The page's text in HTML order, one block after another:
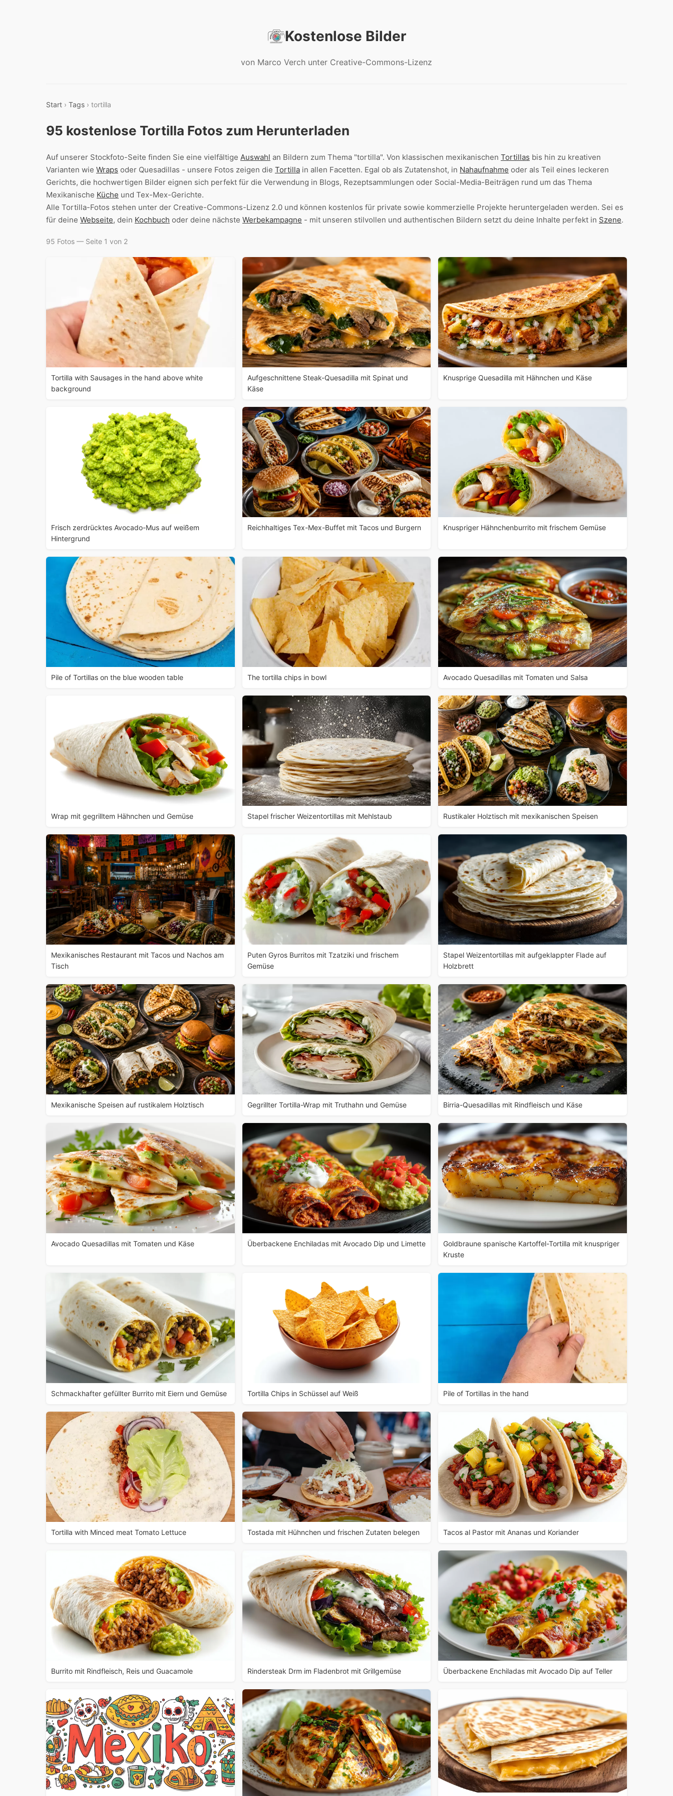
Kostenlose Bilder
von Marco Verch unter Creative-Commons-Lizenz
Start › Tags › tortilla
95 kostenlose Tortilla Fotos zum Herunterladen
Auf unserer Stockfoto-Seite finden Sie eine vielfältige Auswahl an Bildern zum Thema "tortilla". Von klassischen mexikanischen Tortillas bis hin zu kreativen
Varianten wie Wraps oder Quesadillas - unsere Fotos zeigen die Tortilla in allen Facetten. Egal ob als Zutatenshot, in Nahaufnahme oder als Teil eines leckeren
Gerichts, die hochwertigen Bilder eignen sich perfekt für die Verwendung in Blogs, Rezeptsammlungen oder Social-Media-Beiträgen rund um das Thema
Mexikanische Küche und Tex-Mex-Gerichte.
Alle Tortilla-Fotos stehen unter der Creative-Commons-Lizenz 2.0 und können kostenlos für private sowie kommerzielle Projekte heruntergeladen werden. Sei es
für deine Webseite, dein Kochbuch oder deine nächste Werbekampagne - mit unseren stilvollen und authentischen Bildern setzt du deine Inhalte perfekt in Szene.
95 Fotos — Seite 1 von 2
Tortilla with Sausages in the hand above white
background
Aufgeschnittene Steak-Quesadilla mit Spinat und
Käse
Knusprige Quesadilla mit Hähnchen und Käse
Frisch zerdrücktes Avocado-Mus auf weißem
Hintergrund
Reichhaltiges Tex-Mex-Buffet mit Tacos und Burgern Knuspriger Hähnchenburrito mit frischem Gemüse
Pile of Tortillas on the blue wooden table The tortilla chips in bowl Avocado Quesadillas mit Tomaten und Salsa
Wrap mit gegrilltem Hähnchen und Gemüse Stapel frischer Weizentortillas mit Mehlstaub Rustikaler Holztisch mit mexikanischen Speisen
Mexikanisches Restaurant mit Tacos und Nachos am
Tisch
Puten Gyros Burritos mit Tzatziki und frischem
Gemüse
Stapel Weizentortillas mit aufgeklappter Flade auf
Holzbrett
Mexikanische Speisen auf rustikalem Holztisch Gegrillter Tortilla-Wrap mit Truthahn und Gemüse Birria-Quesadillas mit Rindfleisch und Käse
Avocado Quesadillas mit Tomaten und Käse Überbackene Enchiladas mit Avocado Dip und Limette
Goldbraune spanische Kartoffel-Tortilla mit knuspriger
Kruste
Schmackhafter gefüllter Burrito mit Eiern und Gemüse Tortilla Chips in Schüssel auf Weiß Pile of Tortillas in the hand
Tortilla with Minced meat Tomato Lettuce Tostada mit Hühnchen und frischen Zutaten belegen Tacos al Pastor mit Ananas und Koriander
Burrito mit Rindfleisch, Reis und Guacamole Rindersteak Drm im Fladenbrot mit Grillgemüse Überbackene Enchiladas mit Avocado Dip auf Teller